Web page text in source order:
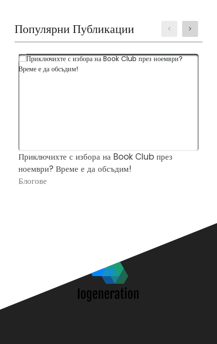
Популярни Публикации
Приключихте с избора на Book Club през
ноември? Време е да обсъдим!
Блогове